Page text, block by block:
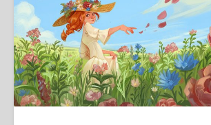
Zaloguj się
Polski